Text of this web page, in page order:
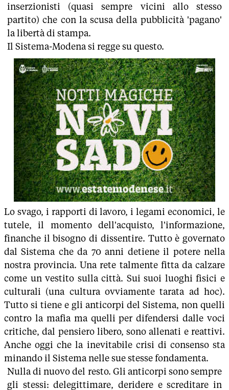
inserzionisti (quasi sempre vicini allo stesso
partito) che con la scusa della pubblicità 'pagano'
la libertà di stampa.
Il Sistema-Modena si regge su questo.
Lo svago, i rapporti di lavoro, i legami economici, le
tutele, il momento dell'acquisto, l'informazione,
finanche il bisogno di dissentire. Tutto è governato
dal Sistema che da 70 anni detiene il potere nella
nostra provincia. Una rete talmente fitta da calzare
come un vestito sulla città. Sui suoi luoghi fisici e
culturali (una cultura ovviamente tarata ad hoc).
Tutto si tiene e gli anticorpi del Sistema, non quelli
contro la mafia ma quelli per difendersi dalle voci
critiche, dal pensiero libero, sono allenati e reattivi.
Anche oggi che la inevitabile crisi di consenso sta
minando il Sistema nelle sue stesse fondamenta.
Nulla di nuovo del resto. Gli anticorpi sono sempre
gli stessi: delegittimare, deridere e screditare in